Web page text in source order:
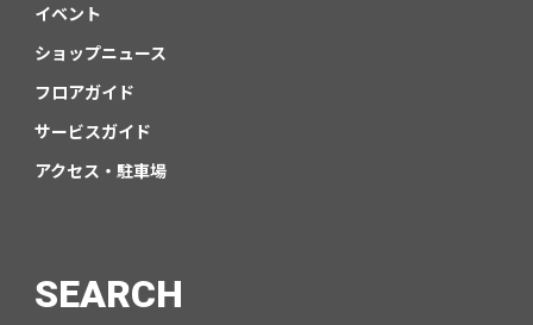
イベント
ショップニュース
フロアガイド
サービスガイド
アクセス・駐車場
SEARCH